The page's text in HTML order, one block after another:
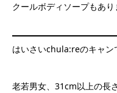
クールボディソープもあり
はいさいchula:reのキャン
老若男女、31cm以上の長